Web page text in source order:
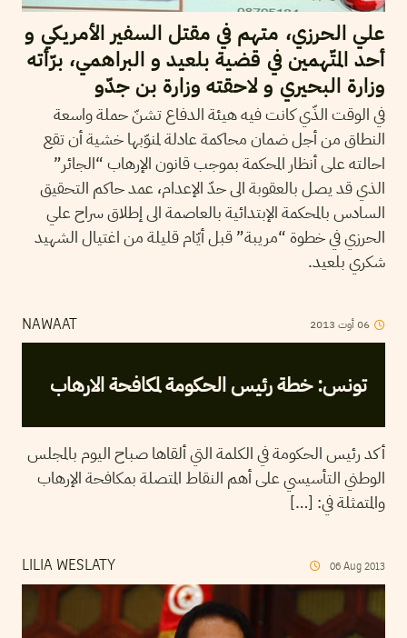
علي الحرزي، متهم في مقتل السفير الأمريكي و
أحد المتّهمين في قضية بلعيد و البراهمي، برّأته
وزارة البحيري و لاحقته وزارة بن جدّو
في الوقت الذّي كانت فيه هيئة الدفاع تشنّ حملة واسعة
النطاق من أجل ضمان محاكمة عادلة لمنوّبها خشية أن تقع
احالته على أنظار المحكمة بموجب قانون الإرهاب “الجائر”
الذي قد يصل بالعقوبة الى حدّ الإعدام، عمد حاكم التحقيق
السادس بالمحكمة الإبتدائية بالعاصمة الى إطلاق سراح علي
الحرزي في خطوة “مريبة” قبل أيّام قليلة من اغتيال الشهيد
شكري بلعيد.
NAWAAT 06أوت 2013
تونس: خطة رئيس الحكومة لمكافحة الارهاب
أكد رئيس الحكومة في الكلمة التي ألقاها صباح اليوم بالمجلس
الوطني التأسيسي على أهم النقاط المتصلة بمكافحة الإرهاب
والمتمثلة في: […]
LILIA WESLATY 06 Aug 2013